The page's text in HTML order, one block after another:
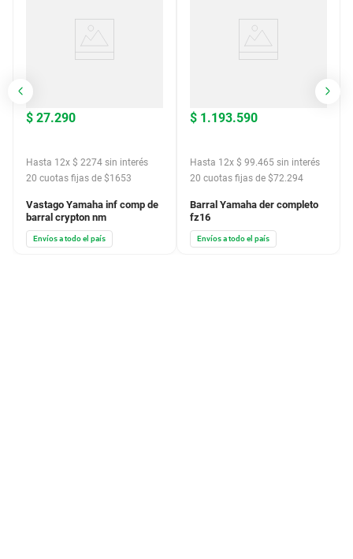
$ 27.290
Hasta 12x $ 2274 sin interés
20 cuotas fijas de $1653
Vastago Yamaha inf comp de
barral crypton nm
Envíos a todo el país
$ 1.193.590
Hasta 12x $ 99.465 sin interés
20 cuotas fijas de $72.294
Barral Yamaha der completo
fz16
Envíos a todo el país